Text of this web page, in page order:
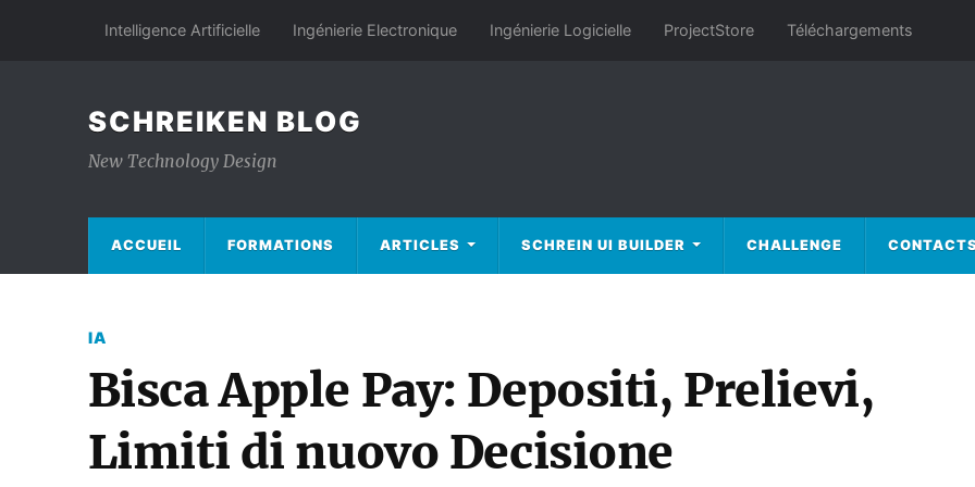
Intelligence Artificielle Ingénierie Electronique Ingénierie Logicielle ProjectStore Téléchargements
SCHREIKEN BLOG
New Technology Design
ACCUEIL FORMATIONS ARTICLES SCHREIN UI BUILDER CHALLENGE
IA
Bisca Apple Pay: Depositi, Prelievi,
Limiti di nuovo Decisione